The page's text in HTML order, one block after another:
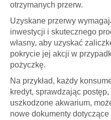
otrzymanych przerw.
Uzyskane przerwy
inwestycji i skutecznego
własny, aby uzyskać
pokrycie jej akcji w
pożyczkę.
Na przykład, każdy
kredyt, sprawdzając
uszkodzone akwarium,
nowe dokumenty